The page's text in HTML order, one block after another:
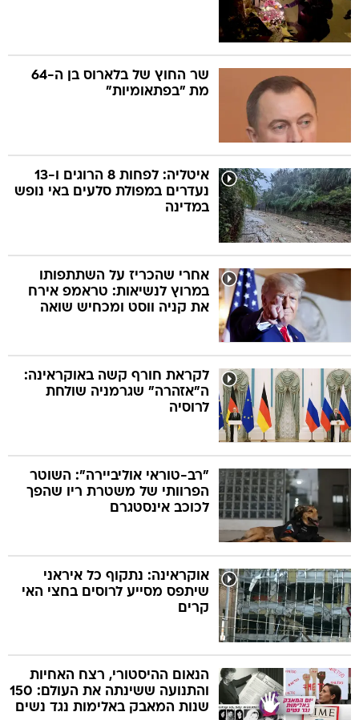
שר החוץ של בלארוס בן ה-64
מת "בפתאומיות"
איטליה: לפחות 8 הרוגים ו-13
נעדרים במפולת סלעים באי נופש
במדינה
אחרי שהכריז על השתתפותו
במרוץ לנשיאות: טראמפ אירח
את קניה ווסט ומכחיש שואה
לקראת חורף קשה באוקראינה:
ה"אזהרה" שגרמניה שולחת
לרוסיה
"רב-טוראי אוליביירה": השוטר
הפרוותי של משטרת ריו שהפך
לכוכב אינסטגרם
אוקראינה: נתקוף כל איראני
שיתפס מסייע לרוסים בחצי האי
קרים
הנאום ההיסטורי, רצח האחיות
והתנועה ששינתה את העולם: 150
שנות המאבק באלימות נגד נשים